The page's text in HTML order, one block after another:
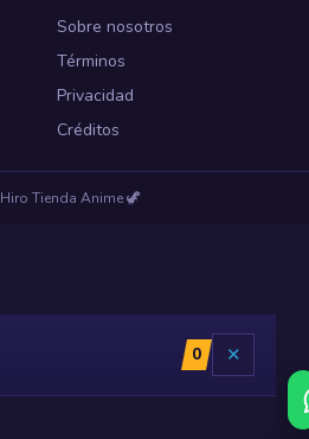
Sobre nosotros
Términos
Privacidad
Créditos
Hiro Tienda Anime🦖
0 ✕